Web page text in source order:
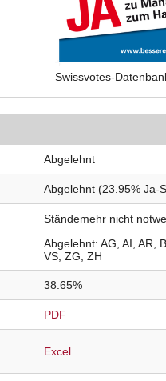
Swissvotes-
Abgelehnt
Abgelehnt (23.95% Ja-
Ständemehr nicht
Abgelehnt AG AI AR
VS ZG ZH
38.65%
PDF
Excel